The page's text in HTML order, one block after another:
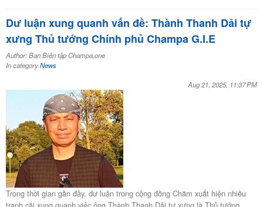
Dư luận xung quanh vấn đề: Thành Thanh Dải tự
xưng Thủ tướng Chính phủ Champa G.I.E
Author: Ban Biên tập Champa.one
In categoryNews
Aug 21, 2025, 11:37 PM
Trong thời gian gần đây, dư luận trong cộng đồng Chăm xuất hiện nhiều